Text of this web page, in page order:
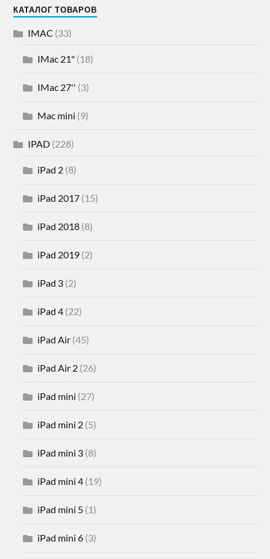
КАТАЛОГ ТОВАРОВ
IMAC (33)
IMac 21" (18)
IMac 27'' (3)
Mac mini (9)
IPAD (228)
iPad 2 (8)
iPad 2017 (15)
iPad 2018 (8)
iPad 2019 (2)
iPad 3 (2)
iPad 4 (22)
iPad Air (45)
iPad Air 2 (26)
iPad mini (27)
iPad mini 2 (5)
iPad mini 3 (8)
iPad mini 4 (19)
iPad mini 5 (1)
iPad mini 6 (3)